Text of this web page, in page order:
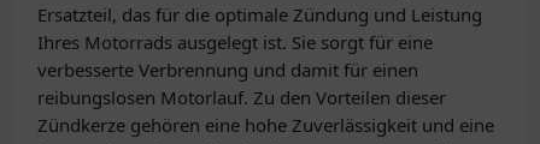
Ersatzteil, das für die optimale Zündung und Leistung
Ihres Motorrads ausgelegt ist. Sie sorgt für eine
verbesserte Verbrennung und damit für einen
reibungslosen Motorlauf. Zu den Vorteilen dieser
Zündkerze gehören eine hohe Zuverlässigkeit und eine